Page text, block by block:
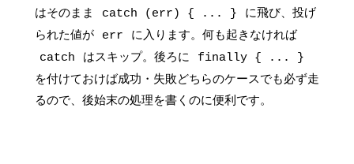
はそのまま
catch (err) { ... }
に飛び、投げ
られた値が
err に入ります。何も起きなければ
catch はスキップ。後ろに finally { ... }
を付けておけば成功・失敗どちらのケースでも必ず走
るので、後始末の処理を書くのに便利です。